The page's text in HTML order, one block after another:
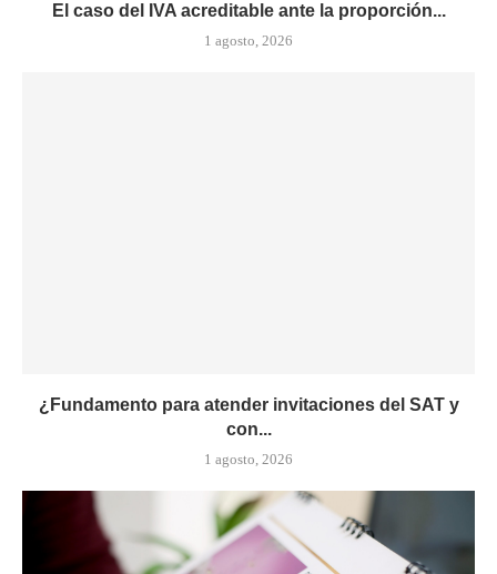
El caso del IVA acreditable ante la proporción...
1 agosto, 2026
¿Fundamento para atender invitaciones del SAT y
con...
1 agosto, 2026